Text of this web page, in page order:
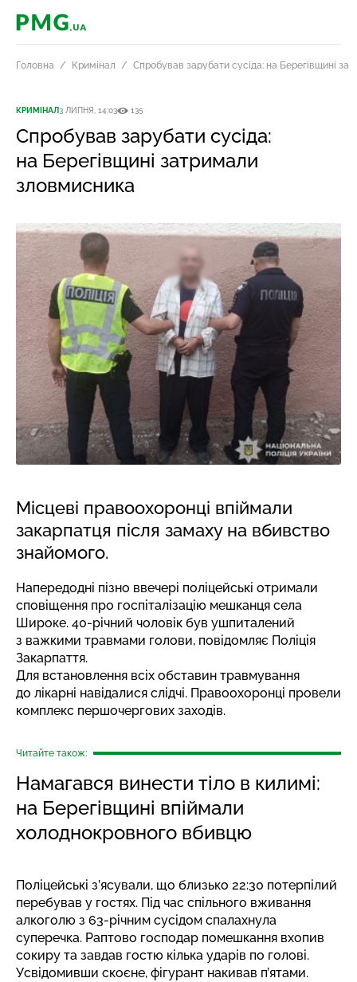
PMG.ua
Головна Кримінал Спробував зарубати сусіда: на Берегівщині
КРИМІНАЛ3 ЛИПНЯ, 14:03 135
Спробував зарубати сусіда:
на Берегівщині затримали
зловмисника
Місцеві правоохоронці впіймали
закарпатця після замаху на вбивство
знайомого.
Напередодні пізно ввечері поліцейські отримали
сповіщення про госпіталізацію мешканця села
Широке. 40-річний чоловік був ушпиталений
з важкими травмами голови, повідомляє Поліція
Закарпаття.
Для встановлення всіх обставин травмування
до лікарні навідалися слідчі. Правоохоронці провели
комплекс першочергових заходів.
Читайте також:
Намагався винести тіло в килимі:
на Берегівщині впіймали
холоднокровного вбивцю
Поліцейські з’ясували, що близько 22:30 потерпілий
перебував у гостях. Під час спільного вживання
алкоголю з 63-річним сусідом спалахнула
суперечка. Раптово господар помешкання вхопив
сокиру та завдав гостю кілька ударів по голові.
Усвідомивши скоєне, фігурант накивав п’ятами.